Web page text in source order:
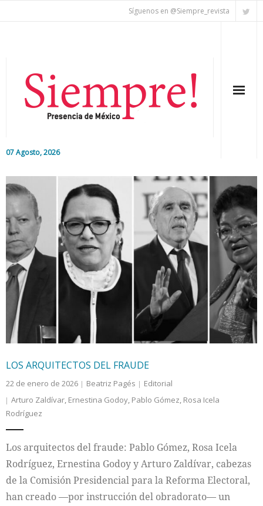
Síguenos en @Siempre_revista
07 Agosto, 2026
Editorial
Nacional
Colaboradores
Internacional
LOS ARQUITECTOS DEL FRAUDE
22 de enero de 2026 Beatriz Pagés
Editorial
Arturo Zaldívar, Ernestina Godoy, Pablo Gómez, Rosa Icela
Rodríguez
Los arquitectos del fraude: Pablo Gómez, Rosa Icela
Rodríguez, Ernestina Godoy y Arturo Zaldívar, cabezas
de la Comisión Presidencial para la Reforma Electoral,
han creado —por instrucción del obradorato— un